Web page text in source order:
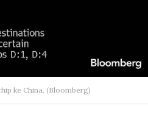
ke China. (Bloomberg)